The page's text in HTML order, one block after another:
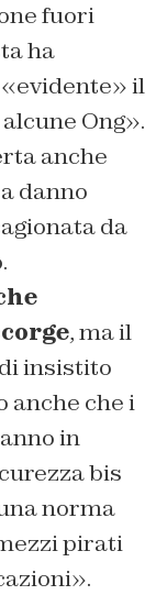
fuori
ha
il
Ong».
anche
danno
da
, ma il
insistito
anche che i
in
bis
norma
pirati